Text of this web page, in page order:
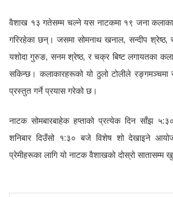
वैशाख १३ गतेसम्म चल्ने यस नाटकमा १९ जना
गरिरहेका छन्। जसमा सोमनाथ खनाल, सन्दीप श्रेष्ठ,
यशोदा गुरुङ, सनम श्रेष्ठ, र चक्र बिष्ट लगायतका
सकिन्छ। कलाकारहरूको यो ठुलो टोलीले रङ्गमञ्चमा
प्रस्तुत गर्ने प्रयास गरेको छ।
नाटक सोमबारबाहेक हप्ताको प्रत्येक दिन साँझ
शनिबार दिउँसो १:३० बजे विशेष शो देखाइने
प्रेमीहरूका लागि यो नाटक वैशाखको दोस्रो सातासम्म